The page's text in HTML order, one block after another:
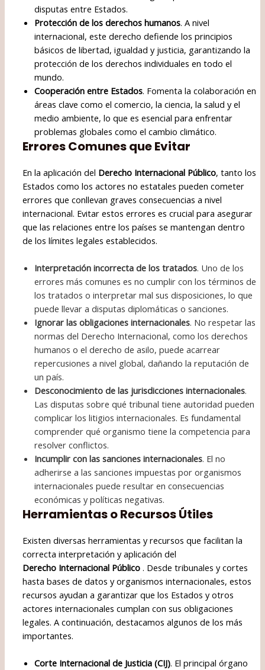
disputas entre Estados.
Protección de los derechos humanos. A nivel
internacional, este derecho defiende los principios
básicos de libertad, igualdad y justicia, garantizando la
protección de los derechos individuales en todo el
mundo.
Cooperación entre Estados. Fomenta la colaboración en
áreas clave como el comercio, la ciencia, la salud y el
medio ambiente, lo que es esencial para enfrentar
problemas globales como el cambio climático.
Errores Comunes que Evitar
En la aplicación del Derecho Internacional Público, tanto los
Estados como los actores no estatales pueden cometer
errores que conllevan graves consecuencias a nivel
internacional. Evitar estos errores es crucial para asegurar
que las relaciones entre los países se mantengan dentro
de los límites legales establecidos.
Interpretación incorrecta de los tratados. Uno de los
errores más comunes es no cumplir con los términos de
los tratados o interpretar mal sus disposiciones, lo que
puede llevar a disputas diplomáticas o sanciones.
Ignorar las obligaciones internacionales. No respetar las
normas del Derecho Internacional, como los derechos
humanos o el derecho de asilo, puede acarrear
repercusiones a nivel global, dañando la reputación de
un país.
Desconocimiento de las jurisdicciones internacionales.
Las disputas sobre qué tribunal tiene autoridad pueden
complicar los litigios internacionales. Es fundamental
comprender qué organismo tiene la competencia para
resolver conflictos.
Incumplir con las sanciones internacionales. El no
adherirse a las sanciones impuestas por organismos
internacionales puede resultar en consecuencias
económicas y políticas negativas.
Herramientas o Recursos Útiles
Existen diversas herramientas y recursos que facilitan la
correcta interpretación y aplicación del
Derecho Internacional Público . Desde tribunales y cortes
hasta bases de datos y organismos internacionales, estos
recursos ayudan a garantizar que los Estados y otros
actores internacionales cumplan con sus obligaciones
legales. A continuación, destacamos algunos de los más
importantes.
Corte Internacional de Justicia (CIJ). El principal órgano